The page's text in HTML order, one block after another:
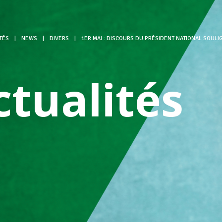
NEWS DIVERS 1ER MAI : DISCOURS DU PRÉSIDENT NATIONAL